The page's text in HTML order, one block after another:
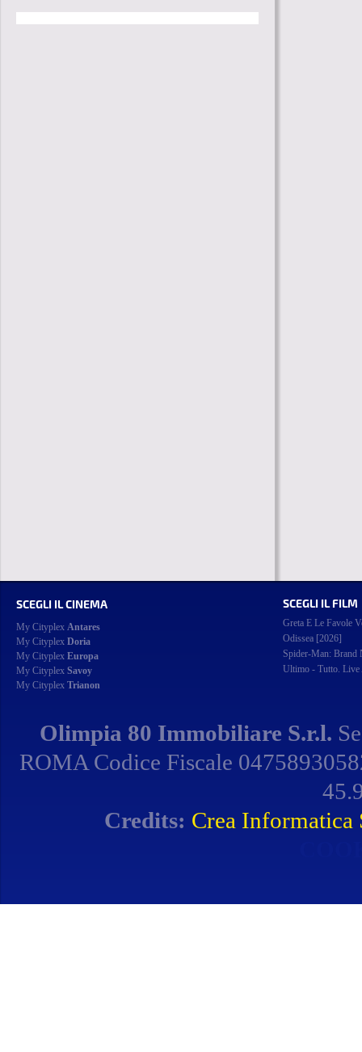
SCEGLI IL CINEMA
My Cityplex Antares
My Cityplex Doria
My Cityplex Europa
My Cityplex Savoy
My Cityplex Trianon
SCEGLI IL FILM
Greta E Le Favole
Odissea [2026]
Spider-Man: Brand
Ultimo - Tutto. Live
Olimpia 80 Immobiliare S.r.l.
ROMA Codice Fiscale
Credits: Crea Informatica